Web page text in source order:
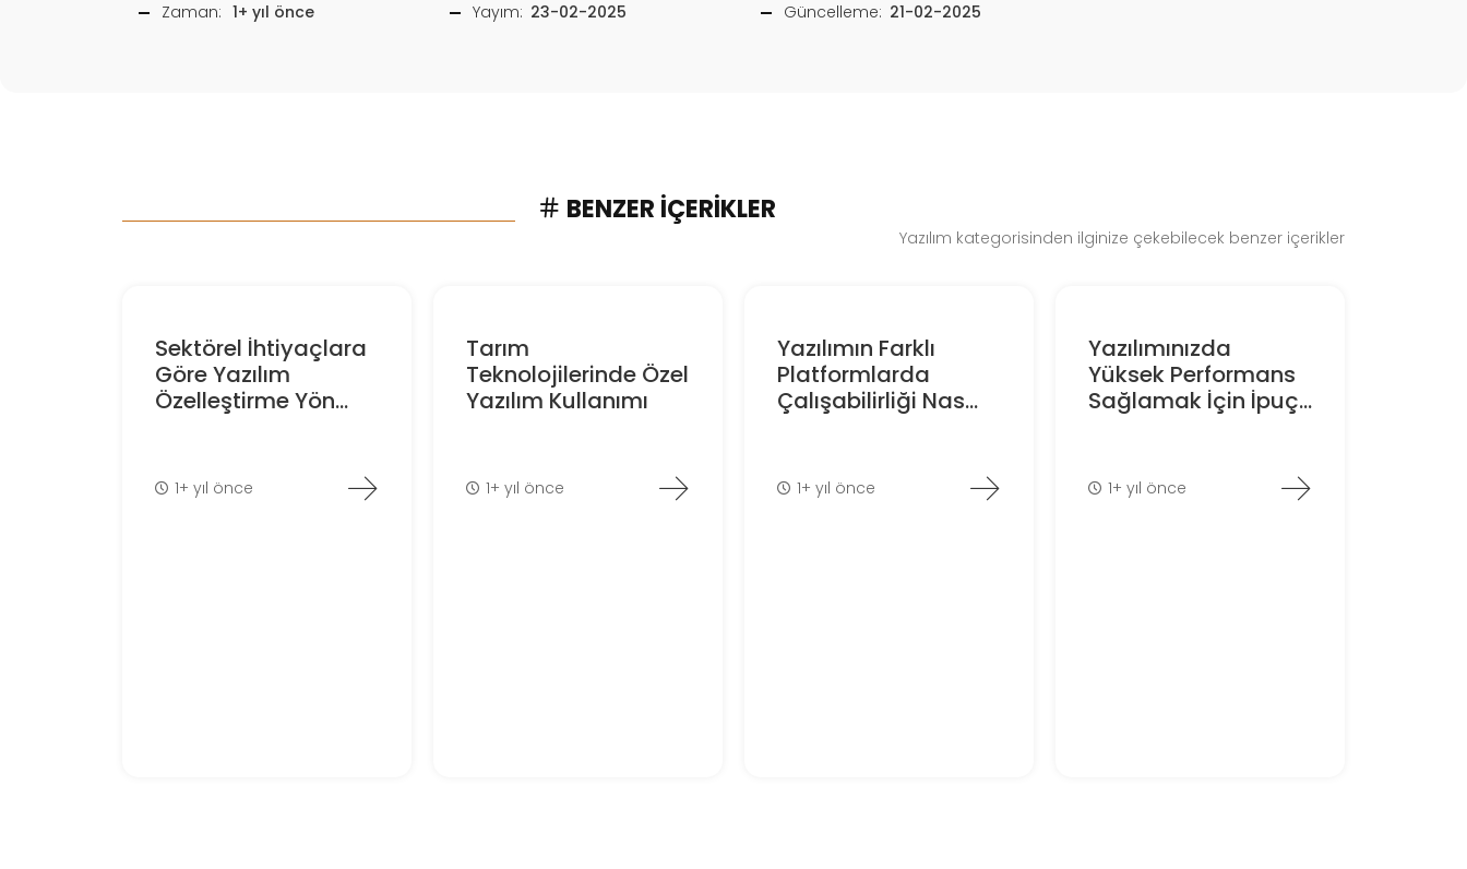
Zaman: 1+ yıl önce Yayım: 23-02-2025 Güncelleme: 21-02-2025
BENZER İÇERIKLER
Yazılım kategorisinden ilginize çekebilecek benzer içerikler
Sektörel İhtiyaçlara
Göre Yazılım
Özelleştirme Yön...
1+ yıl önce
Tarım
Teknolojilerinde Özel
Yazılım Kullanımı
1+ yıl önce
Yazılımın Farklı
Platformlarda
Çalışabilirliği Nas...
1+ yıl önce
Yazılımınızda
Yüksek Performans
Sağlamak İçin İpuç...
1+ yıl önce